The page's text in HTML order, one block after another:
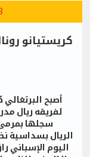
كريستيانو
أصبح
لفريقه ريال
سجلها بمرمى
الريال بسداسية